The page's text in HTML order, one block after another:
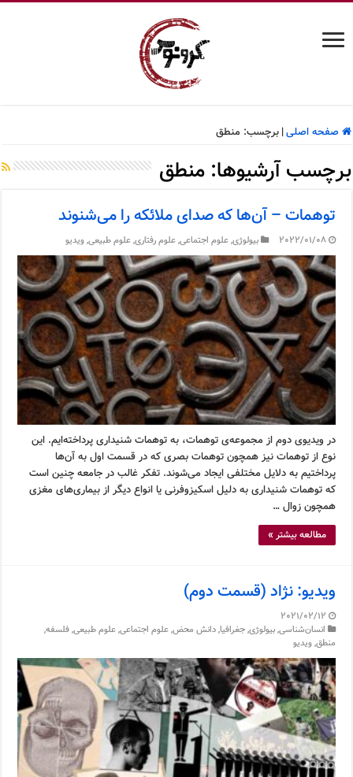
صفحه اصلی| برچسب: منطق
برچسب آرشیوها:منطق
توهمات – آن‌ها که صدای ملائکه را می‌شنوند
2022/01/08 بیولوژی,علوم اجتماعی,علوم رفتاری,علوم طبیعی,ویدیو
در ویدیوی دوم از مجموعه‌ی توهمات، به توهمات شنیداری پرداخته‌ایم. این
نوع از توهمات نیز همچون توهمات بصری که در قسمت اول به آن‌ها
پرداختیم به دلایل مختلفی ایجاد می‌شوند. تفکر غالب در جامعه چنین است
که توهمات شنیداری به دلیل اسکیزوفرنی یا انواع دیگر از بیماری‌های مغزی
همچون زوال …
مطالعه بیشتر »
ویدیو: نژاد (قسمت دوم)
2021/02/12
انسان‌شناسی,بیولوژی,جغرافیا,دانش محض,علوم اجتماعی,علوم طبیعی,فلسفه,
منطق,ویدیو